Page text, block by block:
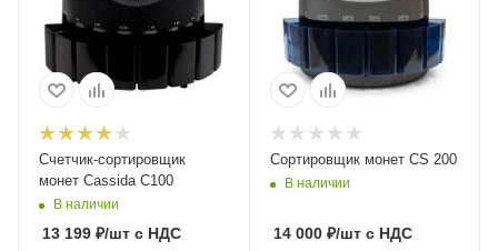
Счетчик-сортировщик
монет Cassida C100
В наличии
13 199 ₽/шт с НДС
Сортировщик монет CS 200
В наличии
14 000₽/штс НДС